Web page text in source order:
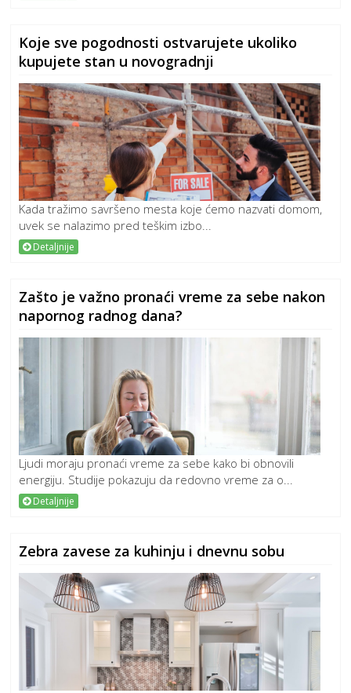
Koje sve pogodnosti ostvarujete ukoliko
kupujete stan u novogradnji
Kada tražimo savršeno mesta koje ćemo nazvati domom,
uvek se nalazimo pred teškim izbo...
Detaljnije
Zašto je važno pronaći vreme za sebe nakon
napornog radnog dana?
Ljudi moraju pronaći vreme za sebe kako bi obnovili
energiju. Studije pokazuju da redovno vreme za o...
Detaljnije
Zebra zavese za kuhinju i dnevnu sobu